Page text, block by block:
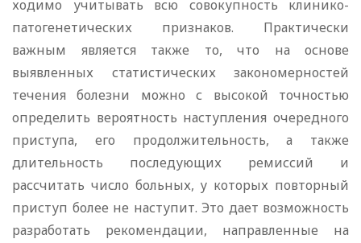
ходимо учитывать всю совокупность клинико-
патогенетических признаков. Практически
важным является также то, что на основе
выявленных статистических закономерностей
течения болезни можно с высокой точностью
определить вероятность наступления очередного
приступа, его продолжительность, а также
длительность последующих ремиссий и
рассчитать чи­сло больных, у которых повторный
приступ более не насту­пит. Это дает возможность
разработать рекомендации, направленные на